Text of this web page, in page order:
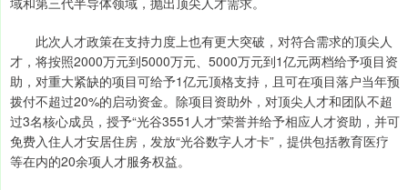
此次人才政策在支持力度上也有更大突破，对符合需求的顶尖人
才，将按照2000万元到5000万元、5000万元到1亿元两档给予项目资
助，对重大紧缺的项目可给予1亿元顶格支持，且可在项目落户当年预
拨付不超过20%的启动资金。除项目资助外，对顶尖人才和团队不超
过3名核心成员，授予“光谷3551人才”荣誉并给予相应人才资助，并可
免费入住人才安居住房，发放“光谷数字人才卡”，提供包括教育医疗
等在内的20余项人才服务权益。